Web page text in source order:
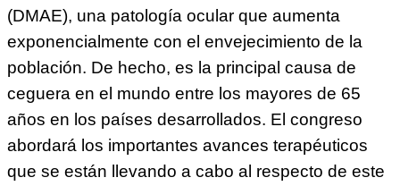
(DMAE), una patología ocular que aumenta
exponencialmente con el envejecimiento de la
población. De hecho, es la principal causa de
ceguera en el mundo entre los mayores de 65
años en los países desarrollados. El congreso
abordará los importantes avances terapéuticos
que se están llevando a cabo al respecto de este